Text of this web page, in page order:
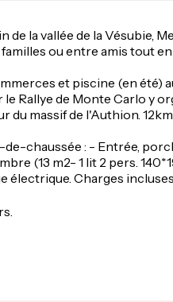
de la vallée de la
ou entre amis tout
et piscine (en été)
le Rallye de Monte Carlo y
du massif de l'Authion.
de-chaussée : - Entrée,
(13 m2- 1 lit 2 pers.
électrique. Charges